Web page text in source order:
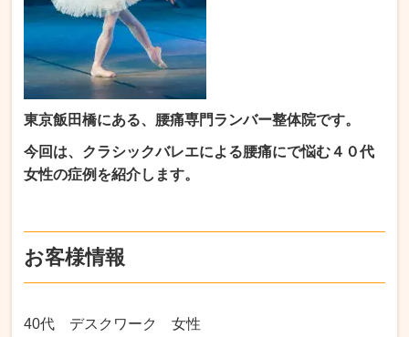
東京飯田橋にある、腰痛専門ランバー整体院です。
今回は、クラシックバレエによる腰痛にで悩む４０代
女性の症例を紹介します。
お客様情報
40代 デスクワーク 女性